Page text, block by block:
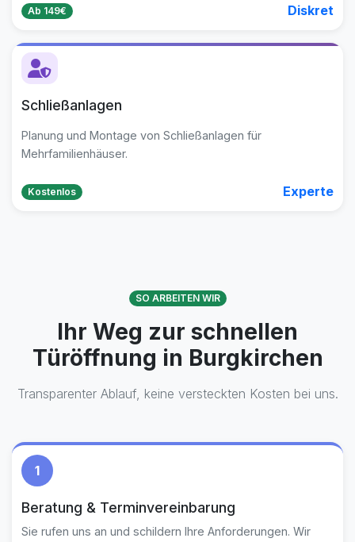
Ab 149€ Diskret
Schließanlagen
Planung und Montage von Schließanlagen für
Mehrfamilienhäuser.
Kostenlos Experte
SO ARBEITEN WIR
Ihr Weg zur schnellen
Türöffnung in Burgkirchen
Transparenter Ablauf, keine versteckten Kosten bei uns.
1
Beratung & Terminvereinbarung
Sie rufen uns an und schildern Ihre Anforderungen. Wir